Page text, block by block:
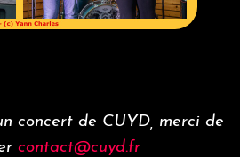
concert de CUYD, merci de
contact@cuyd.fr